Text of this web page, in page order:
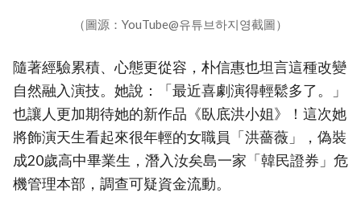
（圖源：YouTube@유튜브하지영截圖）
隨著經驗累積、心態更從容，朴信惠也坦言這種改變
自然融入演技。她說：「最近喜劇演得輕鬆多了。」
也讓人更加期待她的新作品《臥底洪小姐》！這次她
將飾演天生看起來很年輕的女職員「洪薔薇」，偽裝
成20歲高中畢業生，潛入汝矣島一家「韓民證券」危
機管理本部，調查可疑資金流動。